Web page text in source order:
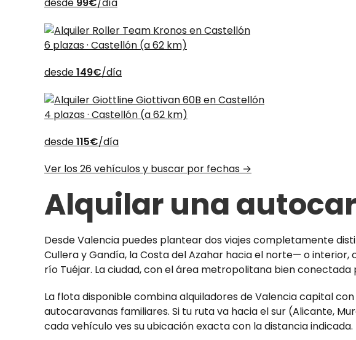
desde 99€/día
6 plazas · Castellón (a 62 km)
desde149€/día
4 plazas · Castellón (a 62 km)
desde115€/día
Ver los 26 vehículos y buscar por fechas →
Alquilar una
Desde Valencia puedes plantear dos viajes completamente
Cullera y Gandía, la Costa del Azahar hacia el norte— o interior,
río Tuéjar. La ciudad, con el área metropolitana bien
La flota disponible combina alquiladores de Valencia capital
autocaravanas familiares. Si tu ruta va hacia el sur (Alicante,
cada vehículo ves su ubicación exacta con la distancia indicada.